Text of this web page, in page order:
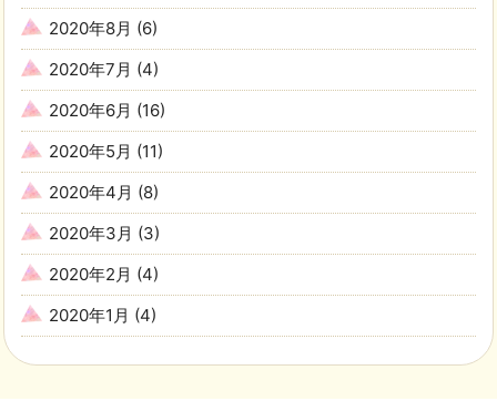
2020年8月 (6)
2020年7月 (4)
2020年6月 (16)
2020年5月 (11)
2020年4月 (8)
2020年3月 (3)
2020年2月 (4)
2020年1月 (4)